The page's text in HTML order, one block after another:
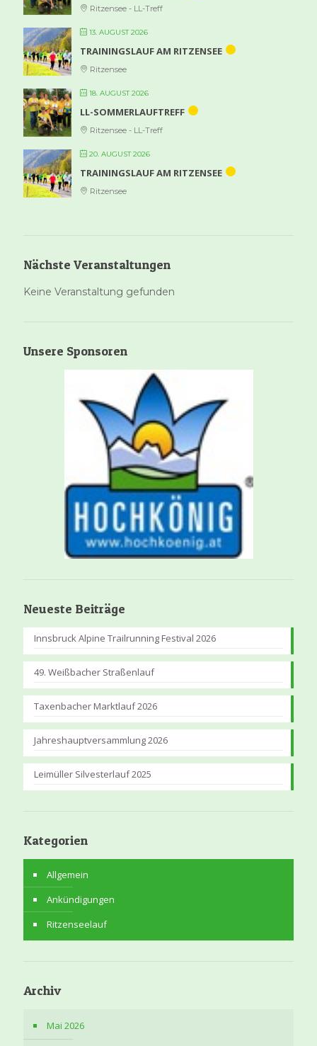
Ritzensee - LL-Treff
13. AUGUST 2026
TRAININGSLAUF AM RITZENSEE
Ritzensee
18. AUGUST 2026
LL-SOMMERLAUFTREFF
Ritzensee - LL-Treff
20. AUGUST 2026
TRAININGSLAUF AM RITZENSEE
Ritzensee
Nächste Veranstaltungen
Keine Veranstaltung gefunden
Unsere Sponsoren
Neueste Beiträge
Innsbruck Alpine Trailrunning Festival 2026
49. Weißbacher Straßenlauf
Taxenbacher Marktlauf 2026
Jahreshauptversammlung 2026
Leimüller Silvesterlauf 2025
Kategorien
Allgemein
Ankündigungen
Ritzenseelauf
Archiv
Mai 2026